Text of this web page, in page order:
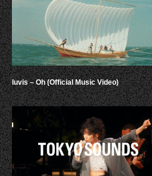
luvis – Oh (Official Music Video)